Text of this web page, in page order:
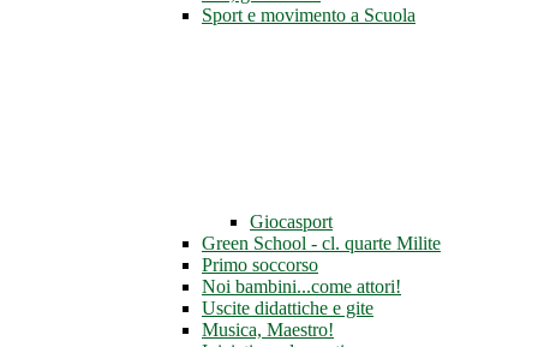
Sport e movimento a Scuola
Giocasport
Green School - cl. quarte Milite
Primo soccorso
Noi bambini...come attori!
Uscite didattiche e gite
Musica, Maestro!